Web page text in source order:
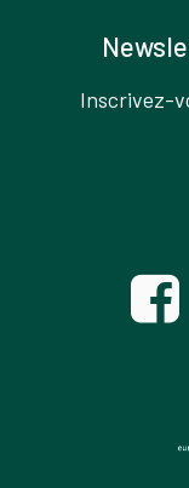
Inscrivez-